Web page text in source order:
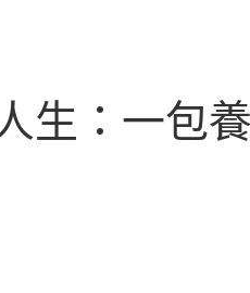
生：一包